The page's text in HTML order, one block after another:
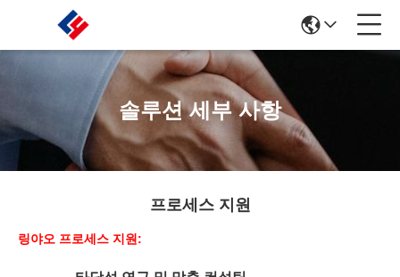
솔루션 세부 사항
프로세스 지원
링야오 프로세스 지원: